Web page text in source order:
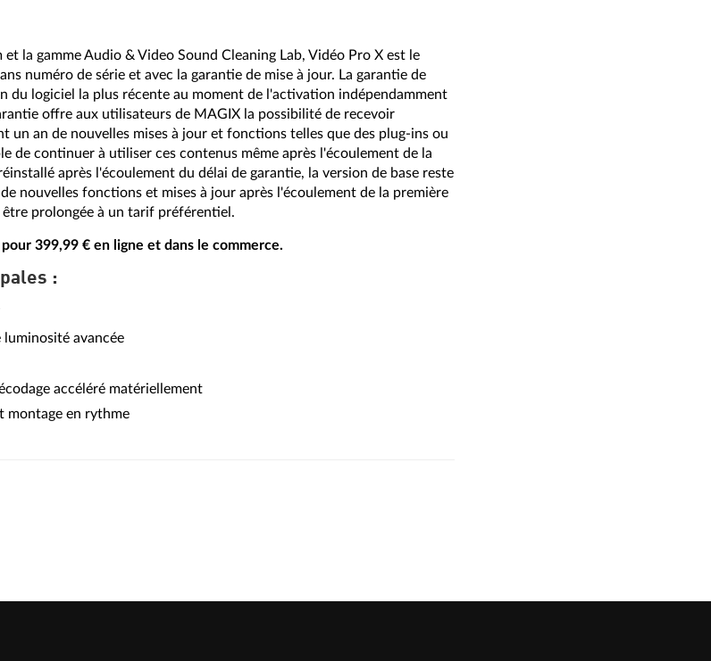
la gamme Audio & Video Sound Cleaning Lab, Vidéo Pro X est le
numéro de série et avec la garantie de mise à jour. La garantie de
du logiciel la plus récente au moment de l'activation indépendamment
offre aux utilisateurs de MAGIX la possibilité de recevoir
un an de nouvelles mises à jour et fonctions telles que des plug-ins ou
de continuer à utiliser ces contenus même après l'écoulement de la
après l'écoulement du délai de garantie, la version de base reste
nouvelles fonctions et mises à jour après l'écoulement de la première
prolongée à un tarif préférentiel.
399,99 € en ligne et dans le commerce.
:
avancée
accéléré matériellement
montage en rythme